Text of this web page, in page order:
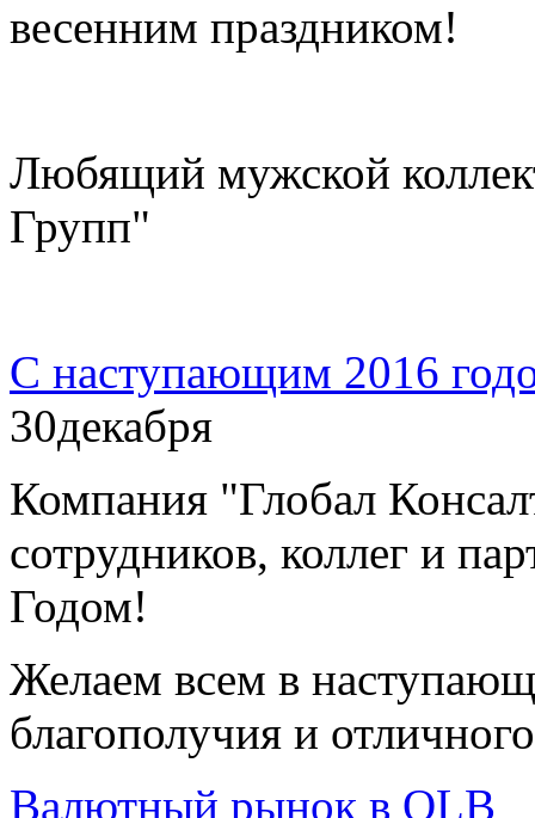
весенним праздником!
Любящий мужской
Групп"
С наступающим 2016
30декабря
Компания "Глобал
сотрудников, коллег и
Годом!
Желаем всем в
благополучия и
Валютный рынок в OLB